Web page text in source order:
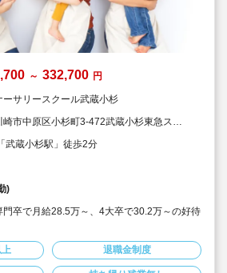
～ 332,700 円
ーサリースクール武蔵小杉
崎市中原区小杉町3-472武蔵小杉東急スク
武蔵小杉駅」徒歩2分
)
卒で月給28.5万～、4大卒で30.2万～の好待
個性を伸ばすことを大切にされております。
、年間休日125日とプライベートとも両立し
退職金制度